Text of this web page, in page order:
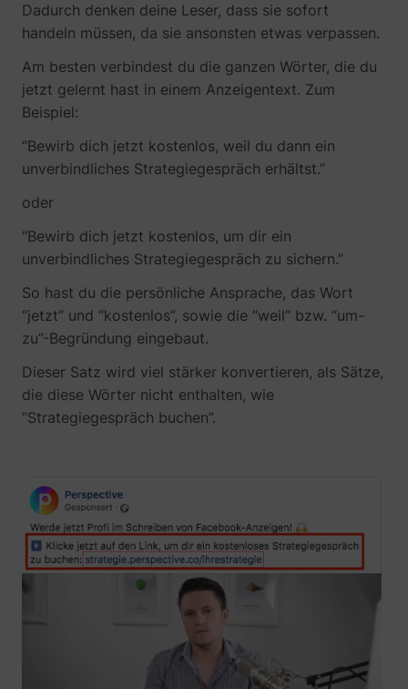
__Secure-YEC YouTube
LAST_RESULT_ENTRY_KEY YouTube
LogsDatabaseV2:V#||LogsRequestsStore
Dadurch denken deine Leser, dass sie sofort
handeln müssen, da sie ansonsten etwas verpassen.
Am besten verbindest du die ganzen Wörter, die du
jetzt gelernt hast in einem Anzeigentext. Zum
Beispiel:
“Bewirb dich jetzt kostenlos, weil du dann ein
unverbindliches Strategiegespräch erhältst.”
oder
“Bewirb dich jetzt kostenlos, um dir ein
unverbindliches Strategiegespräch zu sichern.”
So hast du die persönliche Ansprache, das Wort
“jetzt” und “kostenlos”, sowie die “weil” bzw. “um-
zu”-Begründung eingebaut.
Dieser Satz wird viel stärker konvertieren, als Sätze,
die diese Wörter nicht enthalten, wie
“Strategiegespräch buchen”.